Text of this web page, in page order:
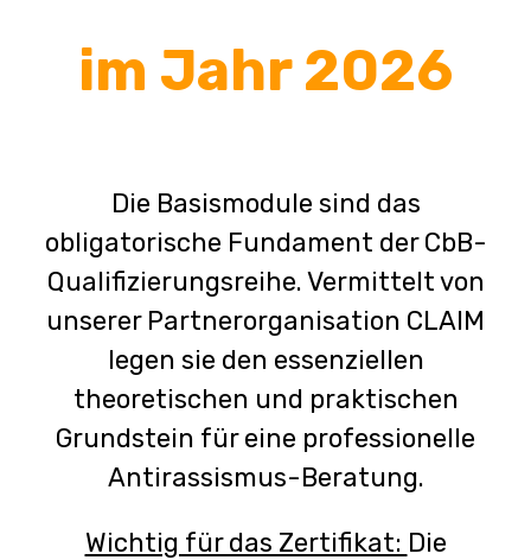
im Jahr 2026
Die Basismodule sind das
obligatorische Fundament der CbB-
Qualifizierungsreihe. Vermittelt von
unserer Partnerorganisation CLAIM
legen sie den essenziellen
theoretischen und praktischen
Grundstein für eine professionelle
Antirassismus-Beratung.
Wichtig für das Zertifikat: Die